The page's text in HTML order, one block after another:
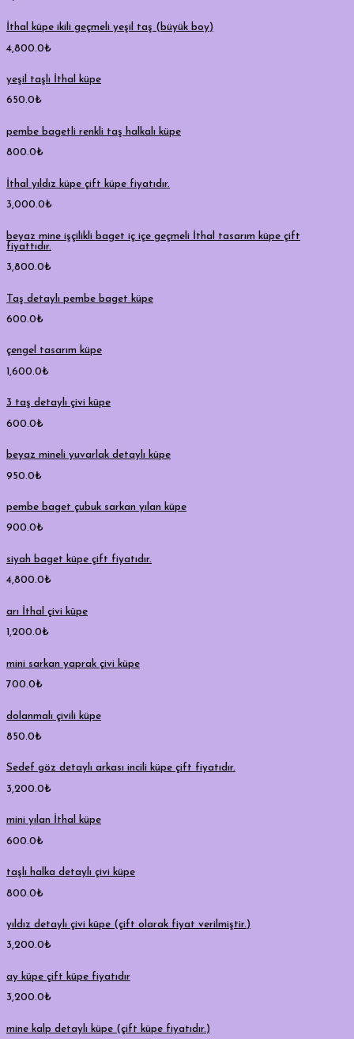
İthal küpe ikili geçmeli yeşil taş (büyük boy)
4,800.0₺
yeşil taşlı İthal küpe
650.0₺
pembe bagetli renkli taş halkalı küpe
800.0₺
İthal yıldız küpe çift küpe fiyatıdır.
3,000.0₺
beyaz mine işçilikli baget iç içe geçmeli İthal tasarım küpe çift
fiyattıdır.
3,800.0₺
Taş detaylı pembe baget küpe
600.0₺
çengel tasarım küpe
1,600.0₺
3 taş detaylı çivi küpe
600.0₺
beyaz mineli yuvarlak detaylı küpe
950.0₺
pembe baget çubuk sarkan yılan küpe
900.0₺
siyah baget küpe çift fiyatıdır.
4,800.0₺
arı İthal çivi küpe
1,200.0₺
mini sarkan yaprak çivi küpe
700.0₺
dolanmalı çivili küpe
850.0₺
Sedef göz detaylı arkası incili küpe çift fiyatıdır.
3,200.0₺
mini yılan İthal küpe
600.0₺
taşlı halka detaylı çivi küpe
800.0₺
yıldız detaylı çivi küpe (çift olarak fiyat verilmiştir.)
3,200.0₺
ay küpe çift küpe fiyatıdır
3,200.0₺
mine kalp detaylı küpe (çift küpe fiyatıdır.)